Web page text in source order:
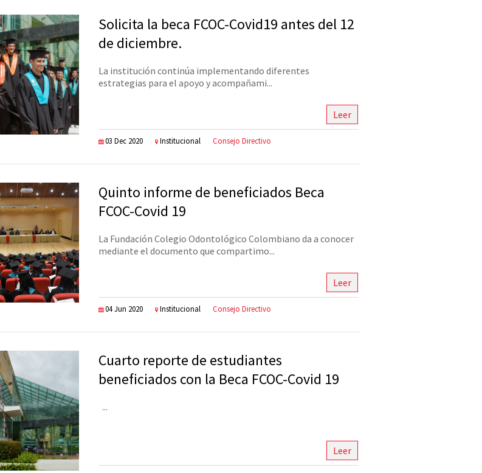
Solicita la beca FCOC-Covid19 antes del 12
de diciembre.
La institución continúa implementando diferentes
estrategias para el apoyo y acompañami...
Leer
03 Dec 2020 Institucional Consejo Directivo
Quinto informe de beneficiados Beca
FCOC-Covid 19
La Fundación Colegio Odontológico Colombiano da a conocer
mediante el documento que compartimo...
Leer
04 Jun 2020 Institucional Consejo Directivo
Cuarto reporte de estudiantes
beneficiados con la Beca FCOC-Covid 19
...
Leer